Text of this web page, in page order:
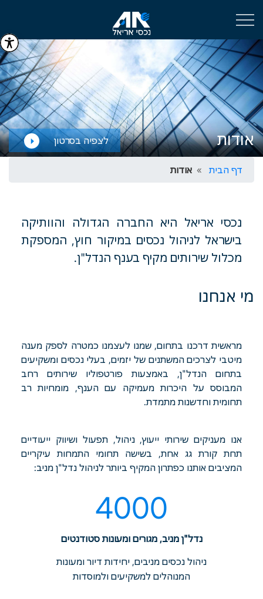
אודות לצפיה בסרטון
דף הבית אודות
נכסי אריאל היא החברה הגדולה והוותיקה
בישראל לניהול נכסים במיקור חוץ, המספקת
מכלול שירותים מקיף בענף הנדל"ן.
מי אנחנו
מראשית דרכנו בתחום, שמנו לעצמנו כמטרה לספק מענה
מיטבי לצרכים המשתנים של יזמים, בעלי נכסים ומשקיעים
בתחום הנדל"ן, באמצעות פורטפוליו שירותים רחב
המבוסס על היכרות מעמיקה עם הענף, מומחיות רב
תחומית וחדשנות מתמדת.
אנו מעניקים שירותי ייעוץ, ניהול, תפעול ושיווק ייעודיים
תחת קורת גג אחת, בשישה תחומי התמחות עיקריים
המציבים אותנו כפתרון המקיף ביותר לניהול נדל"ן מניב:
4000
נדל"ן מניב, מגורים ומעונות סטודנטים
ניהול נכסים מניבים, יחידות דיור ומעונות
המנוהלים למשקיעים ולמוסדות